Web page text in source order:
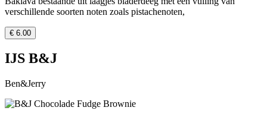
verschillende soorten noten zoals pistachenoten,
€ 6.00
IJS B&J
Ben&Jerry